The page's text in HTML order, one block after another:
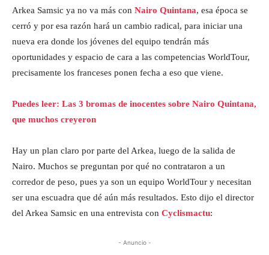
Arkea Samsic ya no va más con Nairo Quintana, esa época se
cerró y por esa razón hará un cambio radical, para iniciar una
nueva era donde los jóvenes del equipo tendrán más
oportunidades y espacio de cara a las competencias WorldTour,
precisamente los franceses ponen fecha a eso que viene.
Puedes leer: Las 3 bromas de inocentes sobre Nairo Quintana,
que muchos creyeron
Hay un plan claro por parte del Arkea, luego de la salida de
Nairo. Muchos se preguntan por qué no contrataron a un
corredor de peso, pues ya son un equipo WorldTour y necesitan
ser una escuadra que dé aún más resultados. Esto dijo el director
del Arkea Samsic en una entrevista con Cyclismactu:
- Anuncio -